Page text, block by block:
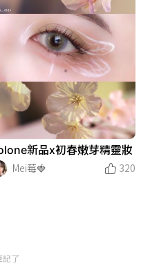
新品x初春嫩芽精靈妝
Mei莓🍓
320
記了